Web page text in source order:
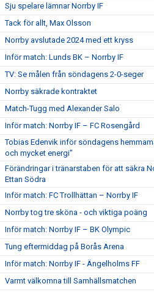
Sju spelare lämnar Norrby IF
Tack för allt, Max Olsson
Norrby avslutade 2024 med ett kryss
Inför match: Lunds BK – Norrby IF
TV: Se målen från söndagens 2-0-seger
Norrby säkrade kontraktet
Match-Tugg med Alexander Salo
Inför match: Norrby IF – FC Rosengård
Tobias Edenvik inför söndagens
och mycket energi"
Förändringar i tränarstaben för att säkra
Ettan Södra
Inför match: FC Trollhättan – Norrby IF
Norrby tog tre sköna - och viktiga poäng
Inför match: Norrby IF – BK Olympic
Tung eftermiddag på Borås Arena
Inför match: Norrby IF - Ängelholms FF
Varmt välkomna till Samhällsmatchen